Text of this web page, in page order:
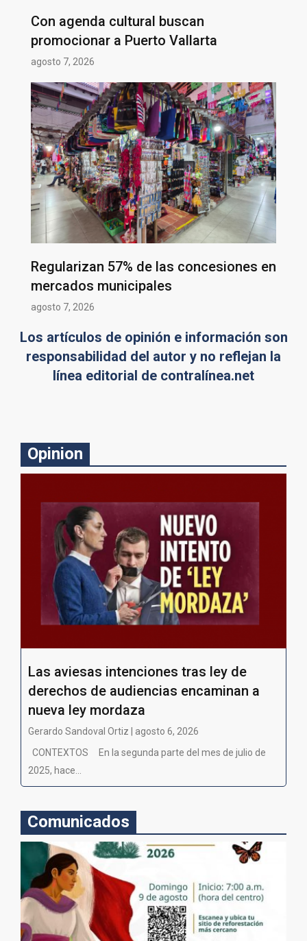
Con agenda cultural buscan
promocionar a Puerto Vallarta
agosto 7, 2026
Regularizan 57% de las concesiones en
mercados municipales
agosto 7, 2026
Los artículos de opinión e información son
responsabilidad del autor y no reflejan la
línea editorial de contralínea.net
Opinion
Las aviesas intenciones tras ley de
derechos de audiencias encaminan a
nueva ley mordaza
Gerardo Sandoval Ortiz | agosto 6, 2026
CONTEXTOS En la segunda parte del mes de julio de
2025, hace...
Comunicados